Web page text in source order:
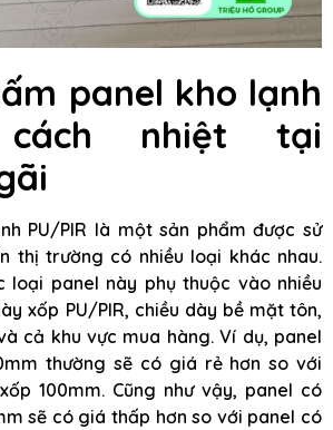
panel kho lạnh
cách nhiệt tại
PU/PIR là một sản phẩm được sử
thị trường có nhiều loại khác nhau.
loại panel này phụ thuộc vào nhiều
xốp PU/PIR, chiều dày bề mặt tôn,
cả khu vực mua hàng. Ví dụ, panel
thường sẽ có giá rẻ hơn so với
100mm. Cũng như vậy, panel có
sẽ có giá thấp hơn so với panel có